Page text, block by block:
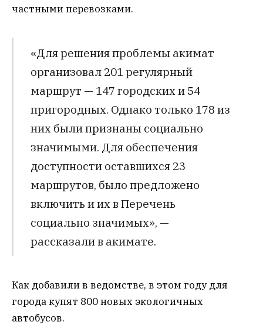
частными перевозками.
«Для решения проблемы акимат
организовал 201 регулярный
маршрут — 147 городских и 54
пригородных. Однако только 178 из
них были признаны социально
значимыми. Для обеспечения
доступности оставшихся 23
маршрутов, было предложено
включить и их в Перечень
социально значимых», —
рассказали в акимате.
Как добавили в ведомстве, в этом году для
города купят 800 новых экологичных
автобусов.